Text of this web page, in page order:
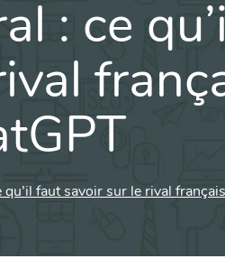
: ce
qu’il faut savoir sur le rival